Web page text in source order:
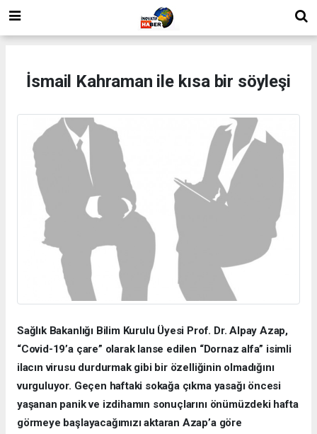
İsmail Kahraman ile kısa bir söyleşi
Sağlık Bakanlığı Bilim Kurulu Üyesi Prof. Dr. Alpay Azap,
“Covid-19’a çare” olarak lanse edilen “Dornaz alfa” isimli
ilacın virusu durdurmak gibi bir özelliğinin olmadığını
vurguluyor. Geçen haftaki sokağa çıkma yasağı öncesi
yaşanan panik ve izdihamın sonuçlarını önümüzdeki hafta
görmeye başlayacağımızı aktaran Azap’a göre